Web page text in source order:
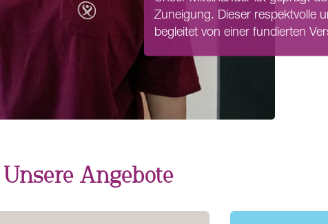
Zuneigung. Dieser respektvolle
begleitet von einer fundierten
Unsere Angebote